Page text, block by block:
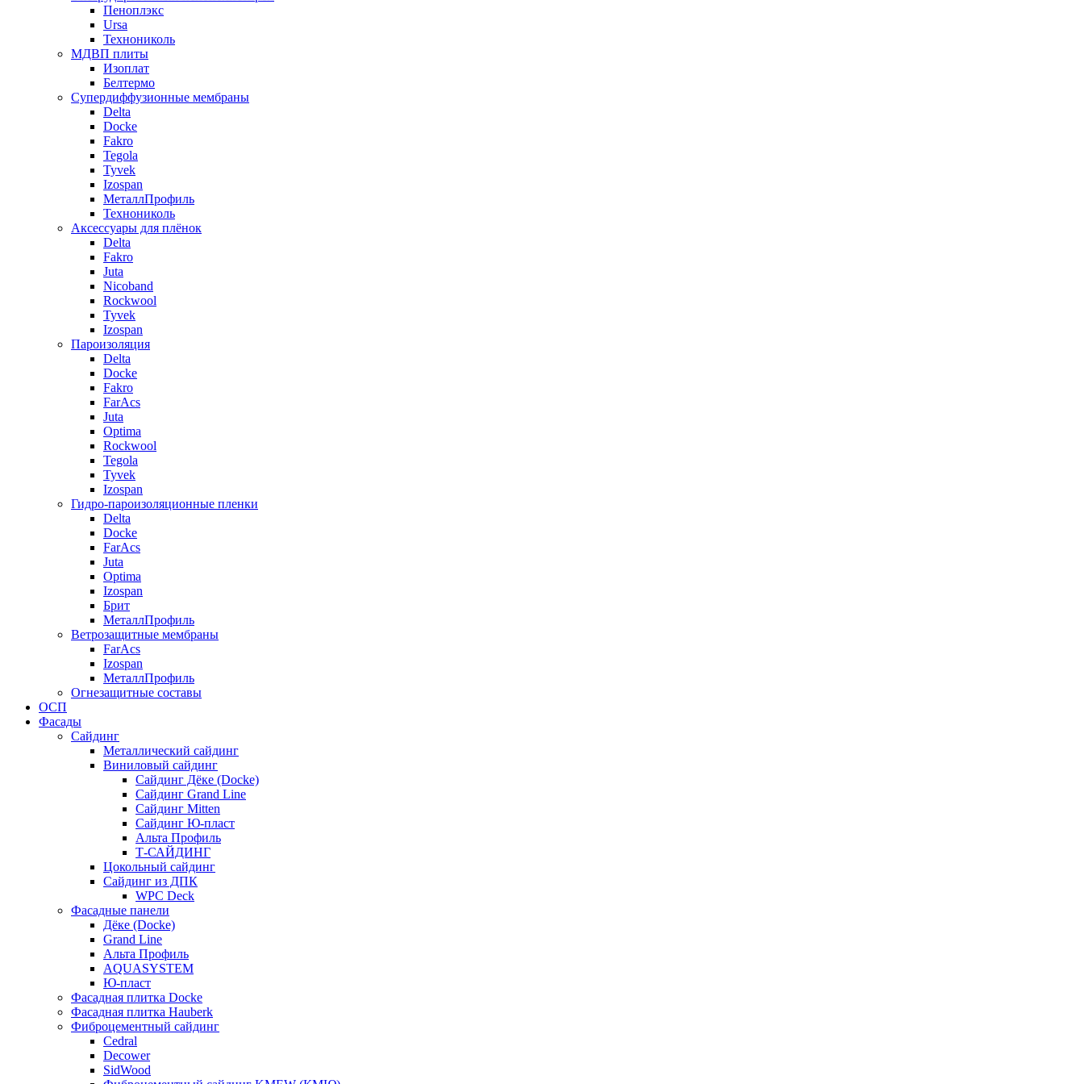
Пеноплэкс
Ursa
Технониколь
МДВП плиты
Изоплат
Белтермо
Супердиффузионные мембраны
Delta
Docke
Fakro
Tegola
Tyvek
Izospan
МеталлПрофиль
Технониколь
Аксессуары для плёнок
Delta
Fakro
Juta
Nicoband
Rockwool
Tyvek
Izospan
Пароизоляция
Delta
Docke
Fakro
FarAcs
Juta
Optima
Rockwool
Tegola
Tyvek
Izospan
Гидро-пароизоляционные пленки
Delta
Docke
FarAcs
Juta
Optima
Izospan
Брит
МеталлПрофиль
Ветрозащитные мембраны
FarAcs
Izospan
МеталлПрофиль
Огнезащитные составы
ОСП
Фасады
Сайдинг
Металлический сайдинг
Виниловый сайдинг
Сайдинг Дёке (Docke)
Сайдинг Grand Line
Сайдинг Mitten
Сайдинг Ю-пласт
Альта Профиль
Т-САЙДИНГ
Цокольный сайдинг
Сайдинг из ДПК
WPC Deck
Фасадные панели
Дёке (Docke)
Grand Line
Альта Профиль
AQUASYSTEM
Ю-пласт
Фасадная плитка Docke
Фасадная плитка Hauberk
Фиброцементный сайдинг
Cedral
Decower
SidWood